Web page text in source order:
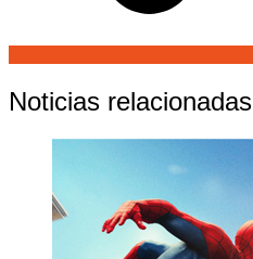
Noticias relacionadas